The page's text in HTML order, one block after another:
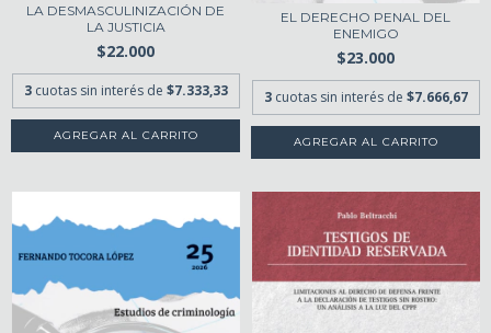
LA DESMASCULINIZACIÓN DE
LA JUSTICIA
$22.000
3 cuotas sin interés de $7.333,33
EL DERECHO PENAL DEL
ENEMIGO
$23.000
3 cuotas sin interés de $7.666,67